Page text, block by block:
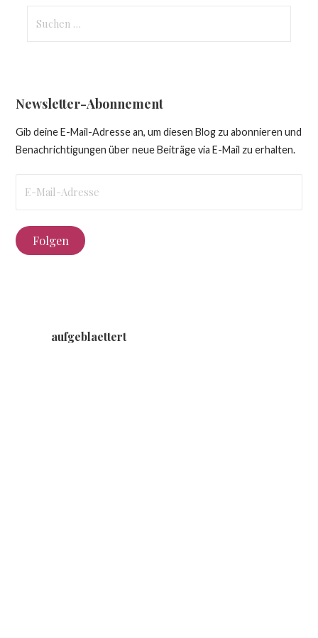
nach:
Newsletter-Abonnement
Gib deine E-Mail-Adresse an, um diesen Blog zu abonnieren und
Benachrichtigungen über neue Beiträge via E-Mail zu erhalten.
Mail-
Folgen
aufgeblaettert